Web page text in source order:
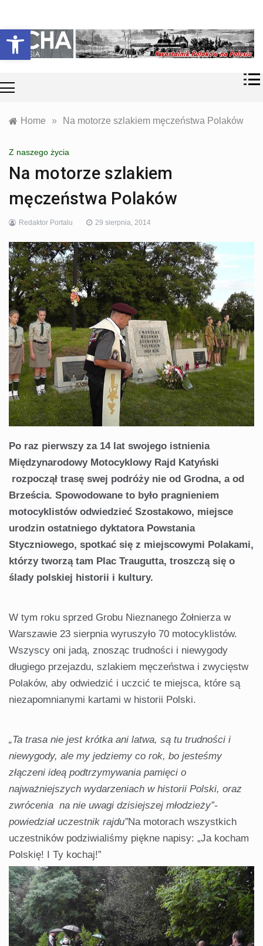
Otwórz pasek narzędzi
content
Echa
Polesia
współczesność
Polaków na
Polesiu.
Home » Na motorze szlakiem męczeństwa Polaków
Z naszego życia
Na motorze szlakiem
męczeństwa Polaków
Redaktor Portalu 29 sierpnia, 2014
Po raz pierwszy za 14 lat swojego istnienia
Międzynarodowy Motocyklowy Rajd Katyński
rozpoczął trasę swej podróży nie od Grodna, a od
Brześcia. Spowodowane to było pragnieniem
motocyklistów odwiedzieć Szostakowo, miejsce
urodzin ostatniego dyktatora Powstania
Styczniowego, spotkać się z miejscowymi Polakami,
którzy tworzą tam Plac Traugutta, troszczą się o
ślady polskiej historii i kultury.
W tym roku sprzed Grobu Nieznanego Żołnierza w
Warszawie 23 sierpnia wyruszyło 70 motocyklistów.
Wszyscy oni jadą, znosząc trudności i niewygody
długiego przejazdu, szlakiem męczeństwa i zwycięstw
Polaków, aby odwiedzić i uczcić te miejsca, które są
niezapomnianymi kartami w historii Polski.
„Ta trasa nie jest krótka ani latwa, są tu trudności i
niewygody, ale my jedziemy co rok, bo jesteśmy
złączeni ideą podtrzymywania pamięci o
najważniejszych wydarzeniach w historii Polski, oraz
zwrócenia na nie uwagi dzisiejszej młodzieży”-
powiedział uczestnik rajdu”Na motorach wszystkich
uczestników podziwialiśmy piękne napisy: „Ja kocham
Polskię! I Ty kochaj!”